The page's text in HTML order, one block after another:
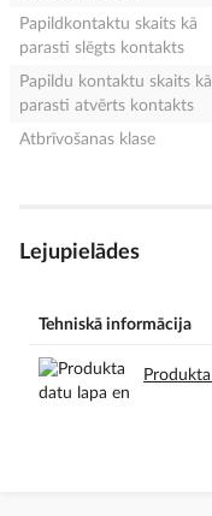
Papildkontaktu skaits kā
parasti slēgts kontakts
Papildu kontaktu skaits kā
parasti atvērts kontakts
Atbrīvošanas klase
Lejupielādes
Tehniskā informācija